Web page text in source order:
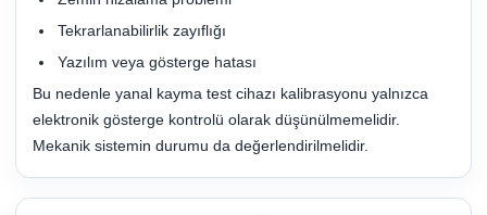
Tekrarlanabilirlik zayıflığı
Yazılım veya gösterge hatası
Bu nedenle yanal kayma test cihazı kalibrasyonu yalnızca
elektronik gösterge kontrolü olarak düşünülmemelidir.
Mekanik sistemin durumu da değerlendirilmelidir.